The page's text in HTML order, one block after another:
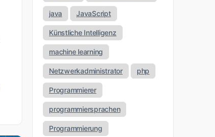
java JavaScript
Künstliche Intelligenz
machine learning
Netzwerkadministrator php
Programmierer
programmiersprachen
Programmierung